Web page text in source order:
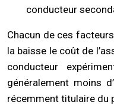
conducteur
Chacun de ces
la baisse le coût de
conducteur
généralement moins
récemment titulaire du